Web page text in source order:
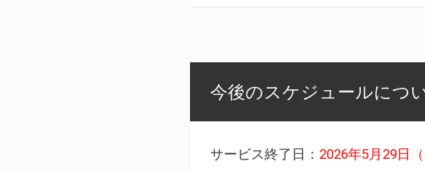
今後のスケジュールにつ
サービス終了日： 2026年5月29日（